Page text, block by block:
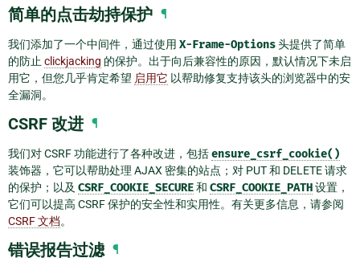
简单的点击劫持保护 ¶
我们添加了一个中间件，通过使用 X-Frame-Options头提供了简单
的防止 clickjacking 的保护。出于向后兼容性的原因，默认情况下未启
用它，但您几乎肯定希望 启用它 以帮助修复支持该头的浏览器中的安
全漏洞。
CSRF 改进 ¶
我们对 CSRF 功能进行了各种改进，包括ensure_csrf_cookie()
装饰器，它可以帮助处理 AJAX 密集的站点；对 PUT 和 DELETE 请求
的保护；以及 CSRF_COOKIE_SECURE和 CSRF_COOKIE_PATH设置，
它们可以提高 CSRF 保护的安全性和实用性。有关更多信息，请参阅
CSRF 文档。
错误报告过滤 ¶